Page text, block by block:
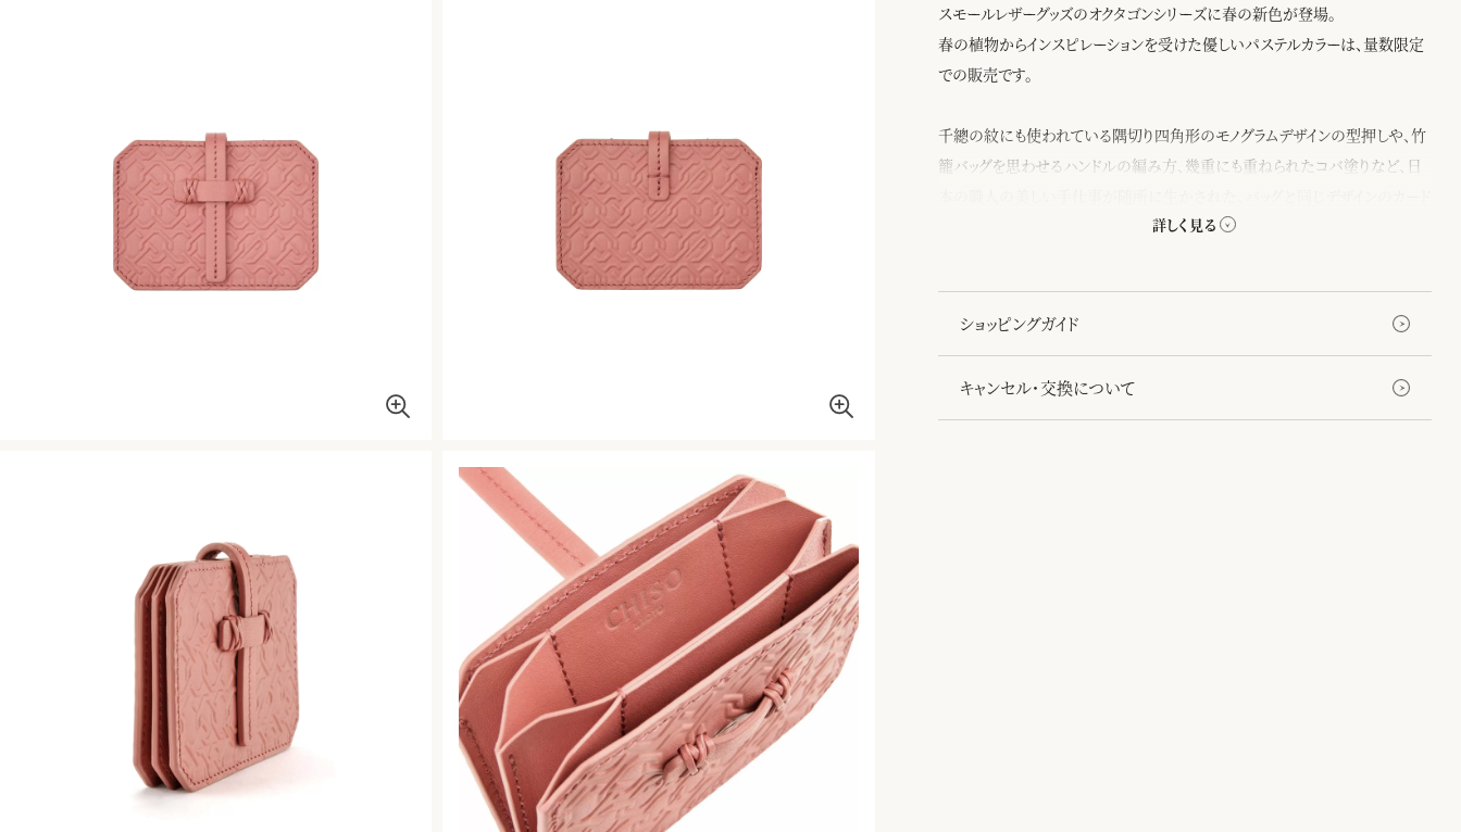
スモールレザーグッズのオクタゴンシリーズに春の新色が登場。
春の植物からインスピレーションを受けた優しいパステルカラーは、量数限定
での販売です。
千總の紋にも使われている隅切り四角形のモノグラムデザインの型押しや、竹
籠バッグを思わせるハンドルの編み方、幾重にも重ねられたコバ塗りなど、日
ポケットが3つあり、名刺10枚ぐらいの他、クレジットカードも収納可能。バッグや
ウォレットとお揃いも楽しめるユニセックスなカラー展開なので、カップルでペア
所々に現れる八角形が遊び心を添えてくれます。
ショッピングガイド
キャンセル・交換について